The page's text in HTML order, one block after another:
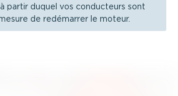
partir duquel vos conducteurs sont
de redémarrer le moteur.